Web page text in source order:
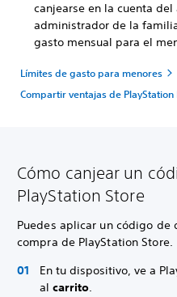
canjearse en la cuenta
administrador de la
gasto mensual para el
Límites de gasto para menores
Compartir ventajas de PlayStation
Cómo canjear un
PlayStation Store
Puedes aplicar un código de
compra de PlayStation Store.
En tu dispositivo, ve a
al carrito.